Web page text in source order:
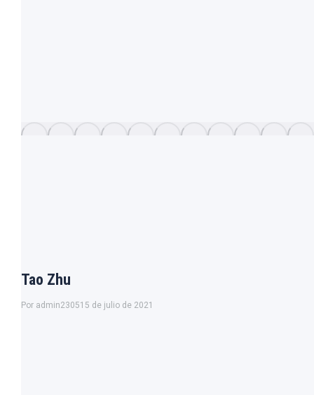
Tao Zhu
Por admin230515 de julio de 2021